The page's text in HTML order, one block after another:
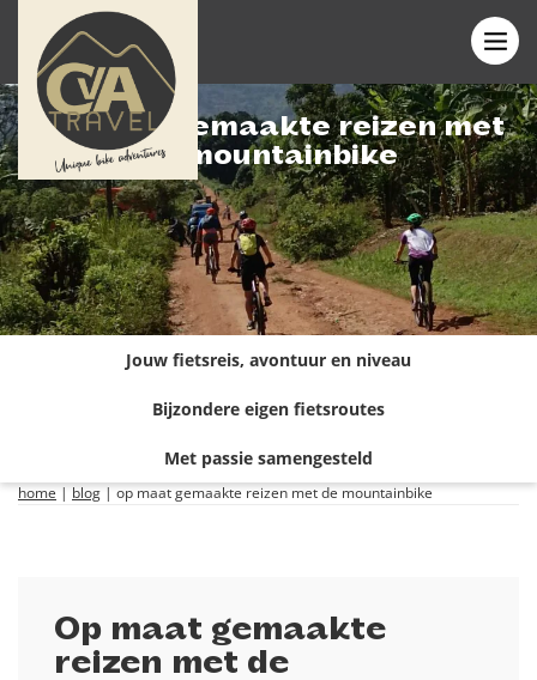
Op maat gemaakte reizen met
de mountainbike
Jouw fietsreis, avontuur en niveau
Bijzondere eigen fietsroutes
Met passie samengesteld
home | blog | op maat gemaakte reizen met de mountainbike
Op maat gemaakte
reizen met de